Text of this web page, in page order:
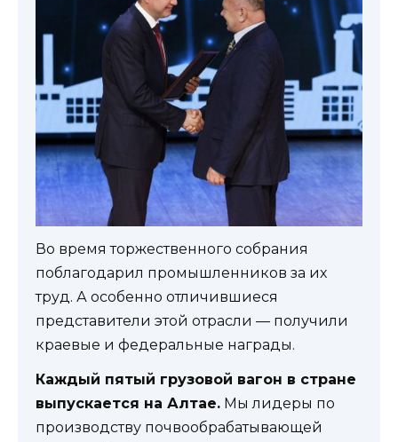
Во время торжественного собрания
поблагодарил промышленников за их
труд. А особенно отличившиеся
представители этой отрасли — получили
краевые и федеральные награды.
Каждый пятый грузовой вагон в стране
выпускается на Алтае. Мы лидеры по
производству почвообрабатывающей